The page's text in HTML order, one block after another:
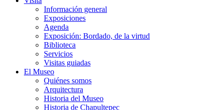
Información general
Exposiciones
Agenda
Exposición: Bordado, de la virtud
Biblioteca
Servicios
Visitas guiadas
El Museo
Quiénes somos
Arquitectura
Historia del Museo
Historia de Chapultepec